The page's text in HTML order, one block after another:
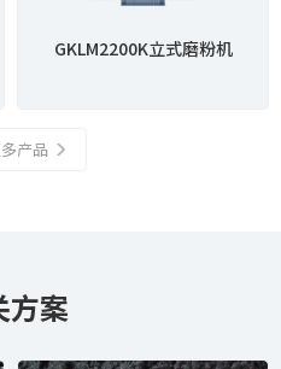
GKLM2200K立式磨粉机
产品
方案